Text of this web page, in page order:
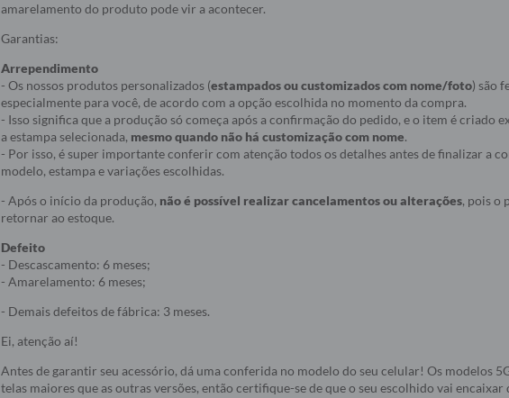
amarelamento do produto pode vir a acontecer.
Garantias:
Arrependimento
- Os nossos produtos personalizados (estampados ou customizados com nome/foto) são
especialmente para você, de acordo com a opção escolhida no momento da compra.
- Isso significa que a produção só começa após a confirmação do pedido, e o item é criado
a estampa selecionada, mesmo quando não há customização com nome.
- Por isso, é super importante conferir com atenção todos os detalhes antes de finalizar a
modelo, estampa e variações escolhidas.
- Após o início da produção, não é possível realizar cancelamentos ou alterações, pois o
retornar ao estoque.
Defeito
- Descascamento: 6 meses;
- Amarelamento: 6 meses;
- Demais defeitos de fábrica: 3 meses.
Ei, atenção aí!
Antes de garantir seu acessório, dá uma conferida no modelo do seu celular! Os modelos
telas maiores que as outras versões, então certifique-se de que o seu escolhido vai